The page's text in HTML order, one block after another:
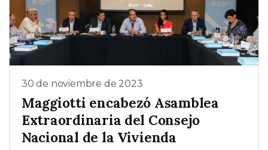
30 de noviembre de 2023
Maggiotti encabezó Asamblea
Extraordinaria del Consejo
Nacional de la Vivienda